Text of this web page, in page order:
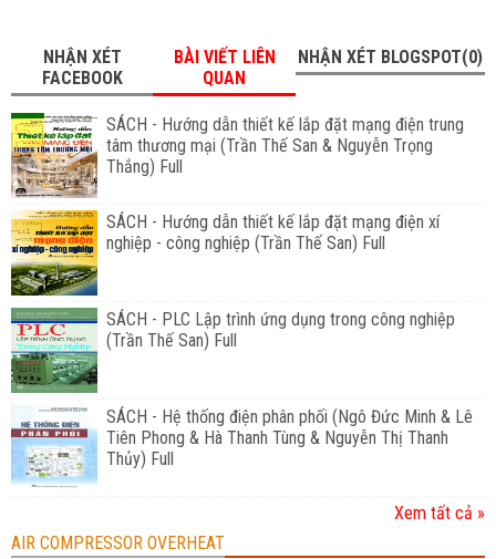
NHẬN XÉT
FACEBOOK
BÀI VIẾT LIÊN
QUAN
NHẬN XÉT BLOGSPOT(0)
SÁCH - Hướng dẫn thiết kế lắp đặt mạng điện trung
tâm thương mại (Trần Thế San & Nguyễn Trọng
Thắng) Full
SÁCH - Hướng dẫn thiết kế lắp đặt mạng điện xí
nghiệp - công nghiệp (Trần Thế San) Full
SÁCH - PLC Lập trình ứng dụng trong công nghiệp
(Trần Thế San) Full
SÁCH - Hệ thống điện phân phối (Ngô Đức Minh & Lê
Tiên Phong & Hà Thanh Tùng & Nguyễn Thị Thanh
Thủy) Full
Xem tất cả »
AIR COMPRESSOR OVERHEAT